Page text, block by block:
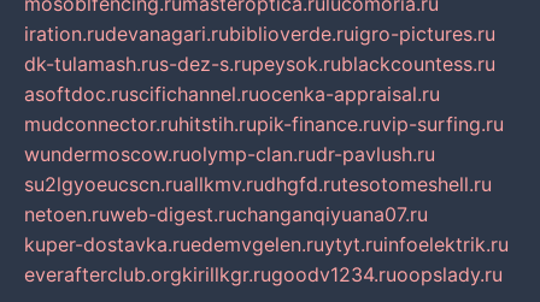
iration.rudevanagari.rubiblioverde.ruigro-pictures.ru
dk-tulamash.rus-dez-s.rupeysok.rublackcountess.ru
asoftdoc.ruscifichannel.ruocenka-appraisal.ru
mudconnector.ruhitstih.rupik-finance.ruvip-surfing.ru
wundermoscow.ruolymp-clan.rudr-pavlush.ru
su2lgyoeucscn.ruallkmv.rudhgfd.rutesotomeshell.ru
netoen.ruweb-digest.ruchanganqiyuana07.ru
kuper-dostavka.ruedemvgelen.ruytyt.ruinfoelektrik.ru
everafterclub.orgkirillkgr.rugoodv1234.ruoopslady.ru